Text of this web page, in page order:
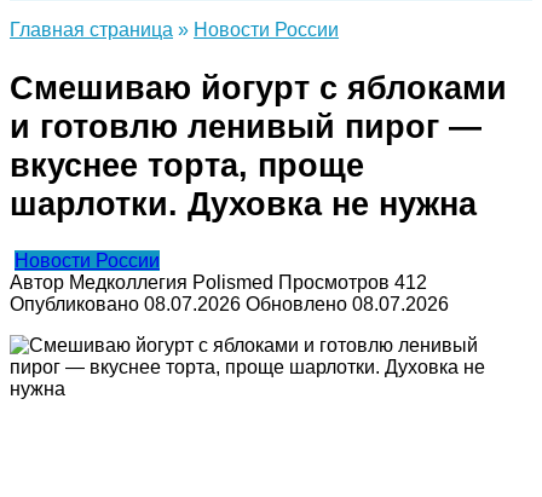
Главная страница » Новости России
Смешиваю йогурт с яблоками
и готовлю ленивый пирог —
вкуснее торта, проще
шарлотки. Духовка не нужна
Новости России
Автор Медколлегия Polismed Просмотров 412
Опубликовано 08.07.2026 Обновлено 08.07.2026